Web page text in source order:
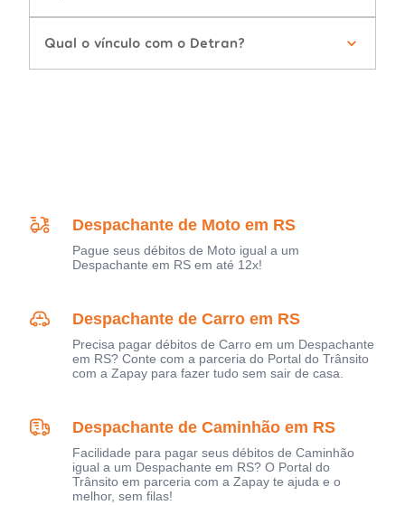
Qual o vínculo com o Detran?
Despachante de Moto em RS
Pague seus débitos de Moto igual a um
Despachante em RS em até 12x!
Despachante de Carro em RS
Precisa pagar débitos de Carro em um Despachante
em RS? Conte com a parceria do Portal do Trânsito
com a Zapay para fazer tudo sem sair de casa.
Despachante de Caminhão em RS
Facilidade para pagar seus débitos de Caminhão
igual a um Despachante em RS? O Portal do
Trânsito em parceria com a Zapay te ajuda e o
melhor, sem filas!